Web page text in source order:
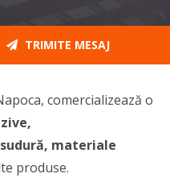
TRIMITE MESAJ
comercializează o
materiale
produse.